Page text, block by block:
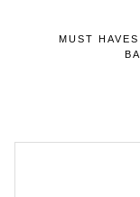
MUST